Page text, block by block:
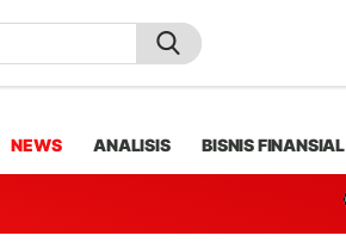
NEWS ANALISIS BISNIS FINANSIAL